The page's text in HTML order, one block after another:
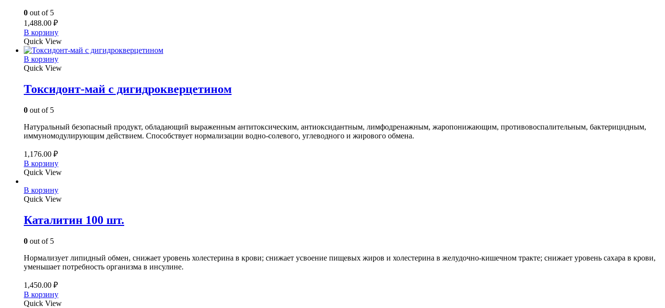
0 out of 5
1,488.00 ₽
В корзину
Quick View
В корзину
Quick View
Токсидонт-май с дигидрокверцетином
0 out of 5
Натуральный безопасный продукт, обладающий выраженным антитоксическим, антиоксидантным, лимфодренажным, жаропонижающим, противовоспалительным, бактерицидным,
иммуномодулирующим действием. Способствует нормализации водно-солевого, углеводного и жирового обмена.
1,176.00 ₽
В корзину
Quick View
В корзину
Quick View
Каталитин 100 шт.
0 out of 5
Нормализует липидный обмен, снижает уровень холестерина в крови; снижает усвоение пищевых жиров и холестерина в желудочно-кишечном тракте; снижает уровень сахара в крови,
уменьшает потребность организма в инсулине.
1,450.00 ₽
В корзину
Quick View